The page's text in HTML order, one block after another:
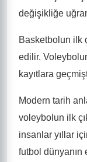
değişikliğe
Basketbolun ilk
edilir.
kayıtlara
Modern tarih
voleybolun ilk
insanlar yıllar
futbol dünyanın